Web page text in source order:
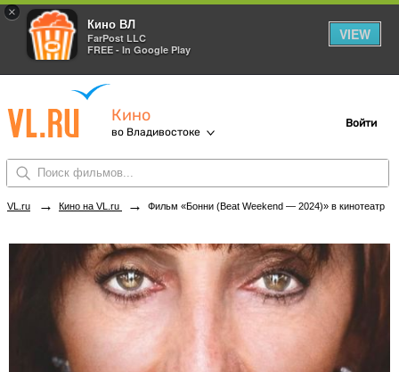
×
Кино ВЛ
FarPost LLC
FREE - In Google Play
VIEW
Кино
во Владивостоке
Войти
VL.ru → Кино на VL.ru → Фильм «Бонни (Beat Weekend — 2024)» в кинотеатрах Владивостока. Купить билеты!